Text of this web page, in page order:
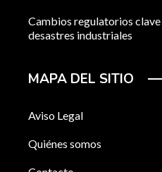
Cambios regulatorios
desastres industriales
MAPA DEL SITIO
Aviso Legal
Quiénes somos